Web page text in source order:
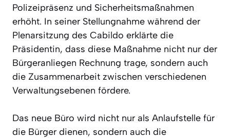
Polizeipräsenz und Sicherheitsmaßnahmen
erhöht. In seiner Stellungnahme während der
Plenarsitzung des Cabildo erklärte die
Präsidentin, dass diese Maßnahme nicht nur der
Bürgeranliegen Rechnung trage, sondern auch
die Zusammenarbeit zwischen verschiedenen
Verwaltungsebenen fördere.
Das neue Büro wird nicht nur als Anlaufstelle für
die Bürger dienen, sondern auch die